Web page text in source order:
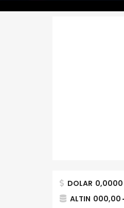
DOLAR 0,0000
ALTIN 000,00